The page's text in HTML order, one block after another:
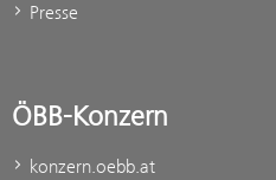
Presse
ÖBB-Konzern
konzern.oebb.at